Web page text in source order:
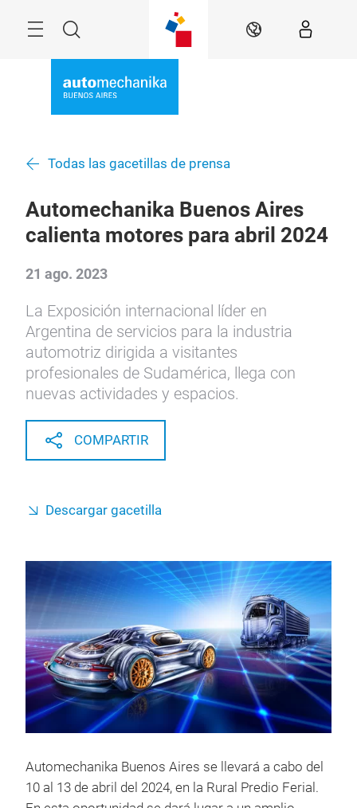
Buscar ES
Todas las gacetillas de prensa
Automechanika Buenos Aires
calienta motores para abril 2024
21 ago. 2023
La Exposición internacional líder en
Argentina de servicios para la industria
automotriz dirigida a visitantes
profesionales de Sudamérica, llega con
nuevas actividades y espacios.
COMPARTIR
Descargar gacetilla
Automechanika Buenos Aires se llevará a cabo del
10 al 13 de abril del 2024, en la Rural Predio Ferial.